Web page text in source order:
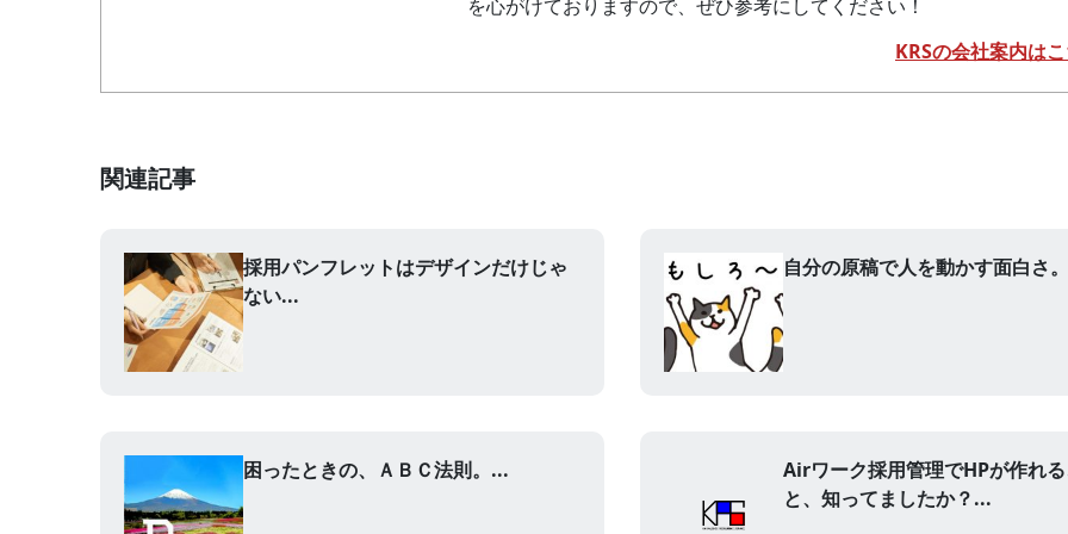
を心がけておりますので、ぜひ参考にしてください！
KRSの会社案内は
関連記事
採用パンフレットはデザインだけじゃ
ない...
自分の原稿で人を動かす面白さ
困ったときの、ＡＢＣ法則。...
Airワーク採用管理でHPが作れる
と、知ってましたか？...